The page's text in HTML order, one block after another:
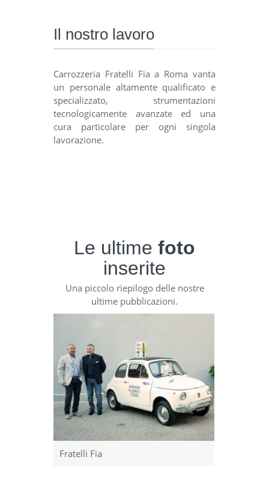
Il nostro lavoro
Carrozzeria Fratelli Fia a Roma vanta
un personale altamente qualificato e
specializzato, strumentazioni
tecnologicamente avanzate ed una
cura particolare per ogni singola
lavorazione.
Le ultime foto
inserite
Una piccolo riepilogo delle nostre
ultime pubblicazioni.
Fratelli Fia